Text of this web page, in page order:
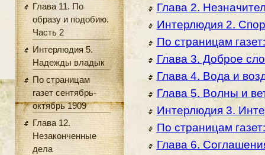
Глава 11. По
образу и подобию.
Часть 2
Интерлюдия 5.
Надежды владык
По страницам
газет сентябрь-
октябрь 1909
Глава 12.
Незаконченные
дела
Глава 2.
Интерлюдия 2.
По страницам
Глава 3. Доброе
Глава 4. Вода и
Глава 5. Волны и
Интерлюдия 3.
По страницам
Глава 6.